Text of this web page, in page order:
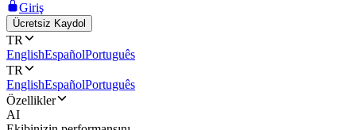
Giriş
Ücretsiz Kaydol
TR
EnglishEspañolPortuguês
TR
EnglishEspañolPortuguês
Özellikler
AI